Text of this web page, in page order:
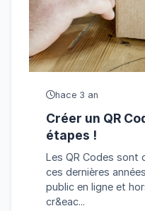
hace 3 an
Créer un QR
étapes !
Les QR Codes sont
ces dernières
public en ligne et
cr&eac...